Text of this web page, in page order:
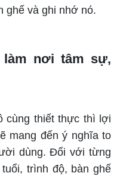
ghế và ghi nhớ nó.
làm nơi tâm sự,
cùng thiết thực thì lợi
mang đến ý nghĩa to
dùng. Đối với từng
trình độ, bàn ghế